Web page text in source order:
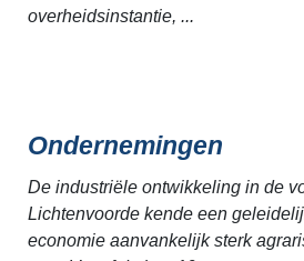
overheidsinstantie, ...
Ondernemingen
De industriële ontwikkeling in de
Lichtenvoorde kende een
economie aanvankelijk sterk